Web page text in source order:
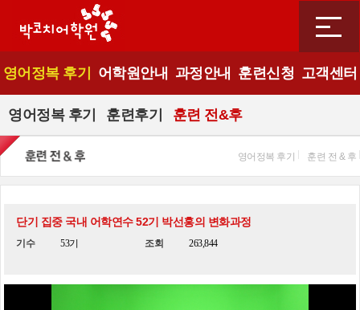
영어정복 후기 어학원안내 과정안내 훈련신청 고객센터
영어정복 후기 훈련후기 훈련 전&후
영어정복 후기 훈련 전 & 후
단기 집중 국내 어학연수 52기 박선홍의 변화과정
기수 53기 조회 263,844